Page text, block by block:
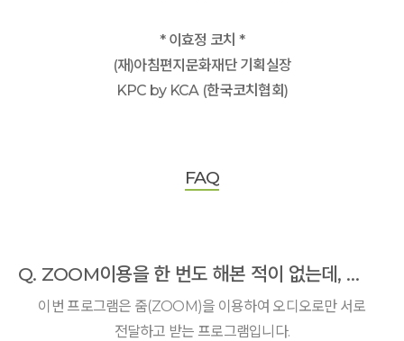
* 이효정 코치 *
(재)아침편지문화재단 기획실장
KPC by KCA (한국코치협회)
FAQ
Q. ZOOM이용을 한 번도 해본 적이 없는데, 잘 따라 할 수 있을까요?
이번 프로그램은 줌(ZOOM)을 이용하여 오디오로만 서로
전달하고 받는 프로그램입니다.